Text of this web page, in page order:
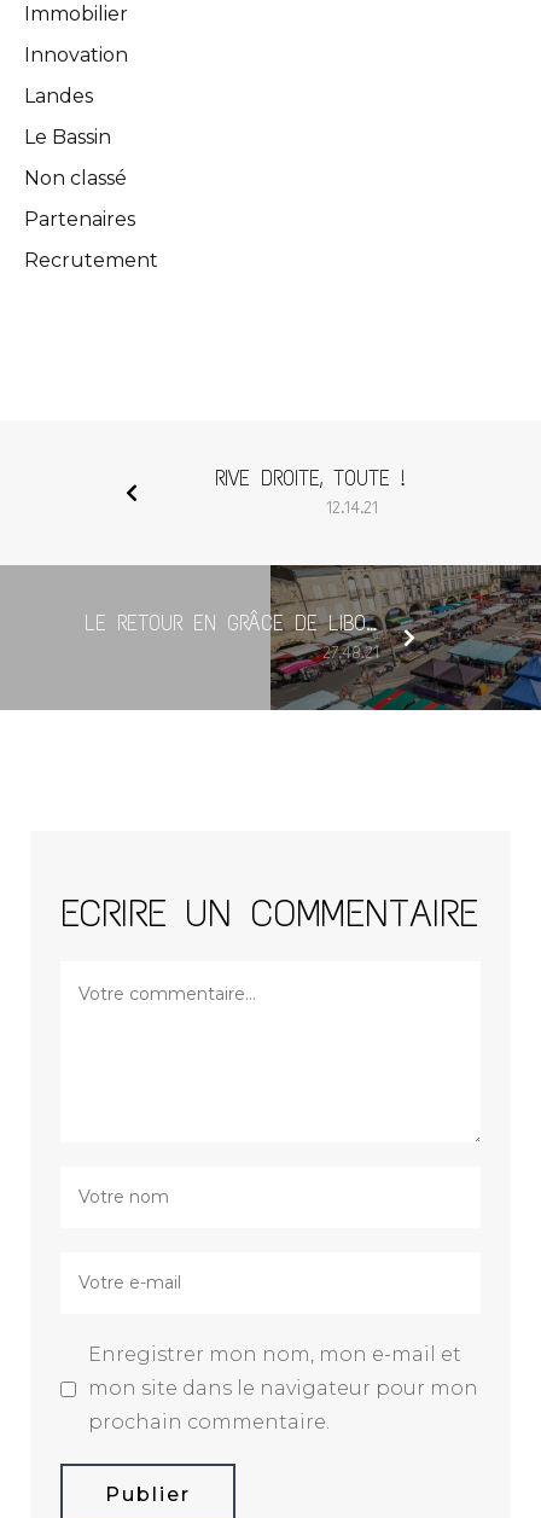
Immobilier
Innovation
Landes
Le Bassin
Non classé
Partenaires
Recrutement
RIVE DROITE, TOUTE !
12.14.21
LE RETOUR EN GRÂCE DE LIBOURNE
27.48.21
ECRIRE UN COMMENTAIRE
Enregistrer mon nom, mon e-mail et
mon site dans le navigateur pour mon
prochain commentaire.
Publier